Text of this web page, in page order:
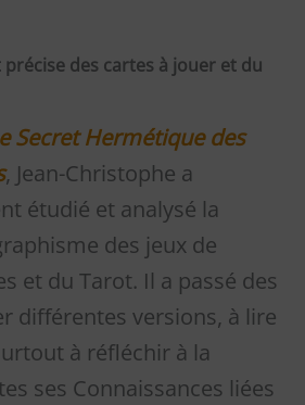
précise des cartes à jouer et du
Secret Hermétique des
, Jean-Christophe a
étudié et analysé la
des jeux de
et du Tarot. Il a passé des
différentes versions, à lire
à réfléchir à la
ses Connaissances liées